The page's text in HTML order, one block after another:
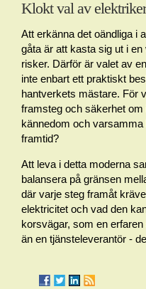
Klokt val av
Att erkänna det oändliga i
gåta är att kasta sig ut i
risker. Därför är valet av
inte enbart ett praktiskt
hantverkets mästare. För
framsteg och säkerhet
kännedom och
framtid?
Att leva i detta moderna
balansera på gränsen
där varje steg framåt
elektricitet och vad den
korsvägar, som en
än en tjänsteleverantör -